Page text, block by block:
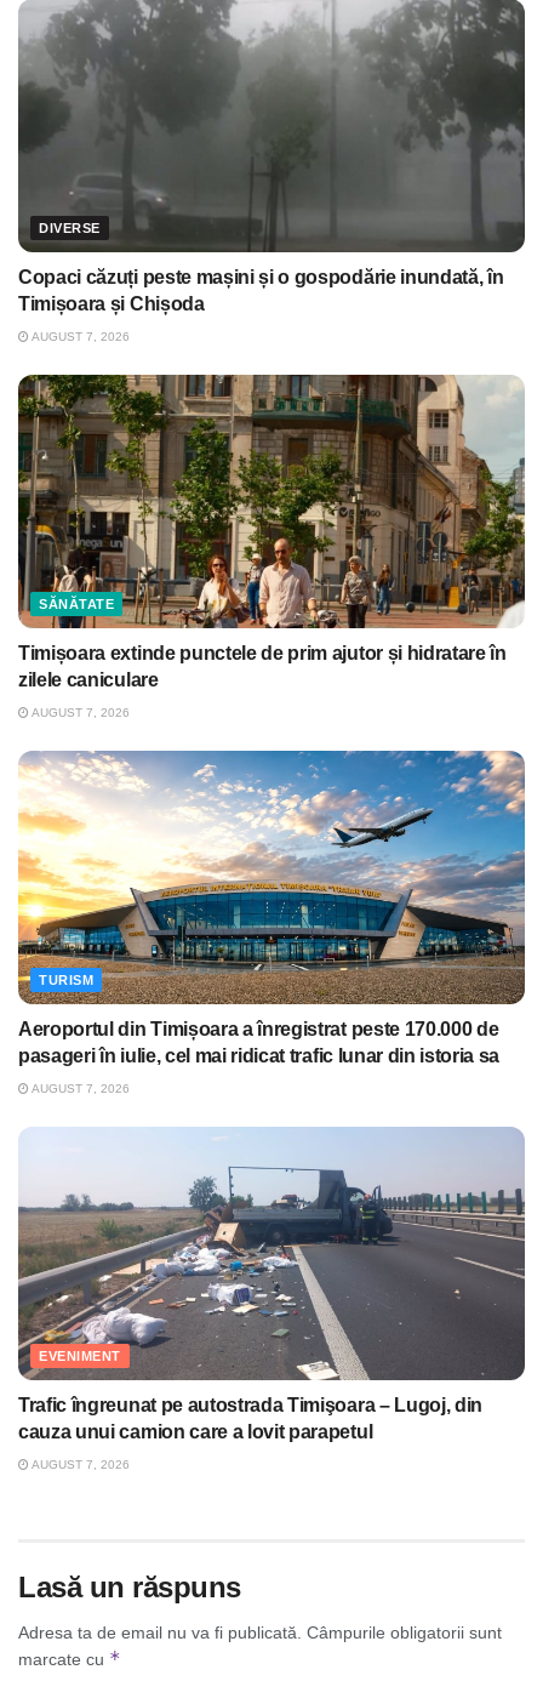
DIVERSE
Copaci căzuți peste mașini și o gospodărie inundată, în
Timișoara și Chișoda
AUGUST 7, 2026
SĂNĂTATE
Timișoara extinde punctele de prim ajutor și hidratare în
zilele caniculare
AUGUST 7, 2026
TURISM
Aeroportul din Timișoara a înregistrat peste 170.000 de
pasageri în iulie, cel mai ridicat trafic lunar din istoria sa
AUGUST 7, 2026
EVENIMENT
Trafic îngreunat pe autostrada Timişoara – Lugoj, din
cauza unui camion care a lovit parapetul
AUGUST 7, 2026
Lasă un răspuns
Adresa ta de email nu va fi publicată. Câmpurile obligatorii sunt
marcate cu *